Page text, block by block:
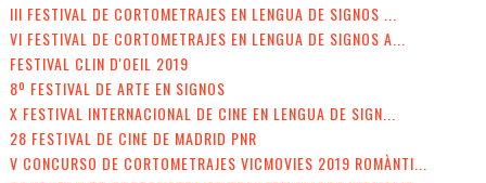
III FESTIVAL DE CORTOMETRAJES EN LENGUA DE SIGNOS ...
VI FESTIVAL DE CORTOMETRAJES EN LENGUA DE SIGNOS A...
FESTIVAL CLIN D'OEIL 2019
8º FESTIVAL DE ARTE EN SIGNOS
X FESTIVAL INTERNACIONAL DE CINE EN LENGUA DE SIGN...
28 FESTIVAL DE CINE DE MADRID PNR
V CONCURSO DE CORTOMETRAJES VICMOVIES 2019 ROMÀNTI...